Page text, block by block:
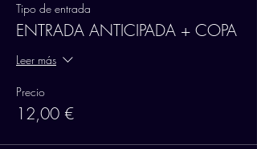
Tipo de entrada
ENTRADA ANTICIPADA + COPA
Leer más
Precio
12,00 €